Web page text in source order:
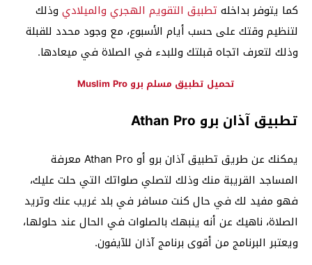
كما يتوفر بداخله تطبيق التقويم الهجري والميلادي وذلك
لتنظيم وقتك على حسب أيام الأسبوع، مع وجود محدد للقبلة
وذلك لتعرف اتجاه قبلتك وللبدء في الصلاة في ميعادها.
تحميل تطبيق مسلم برو Muslim Pro
تطبيق آذان برو Athan Pro
يمكنك عن طريق تطبيق آذان برو أو Athan Pro معرفة
المساجد القريبة منك وذلك لتصلي صلواتك التي حلت عليك،
فهو مفيد لك في حال كنت مسافر في بلد غريب عنك وتريد
الصلاة، ناهيك عن أنه ينبهك بالصلوات في الحال عند حلولها،
ويعتبر البرنامج من أقوى برنامج آذان للآيفون.